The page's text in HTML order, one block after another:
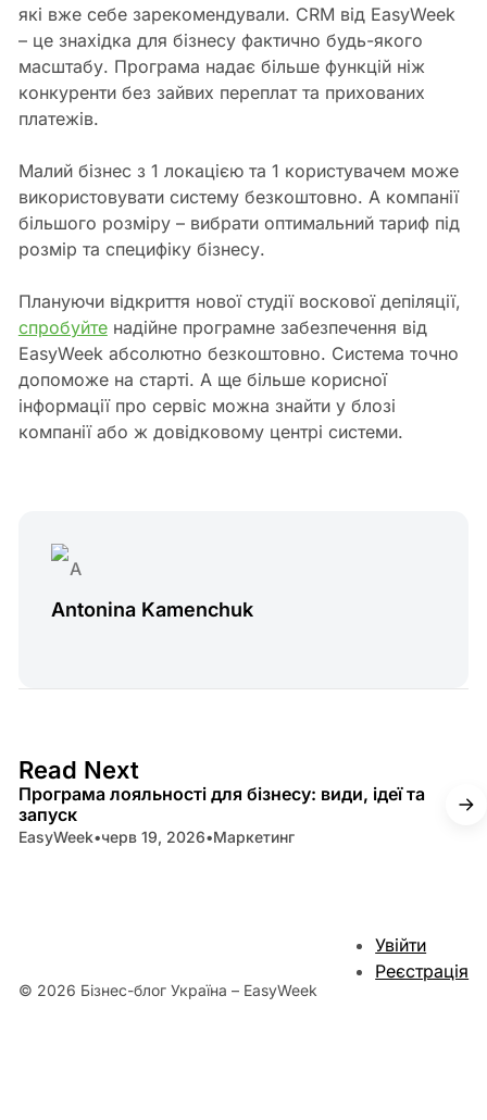
які вже себе зарекомендували. CRM від EasyWeek
– це знахідка для бізнесу фактично будь-якого
масштабу. Програма надає більше функцій ніж
конкуренти без зайвих переплат та прихованих
платежів.
Малий бізнес з 1 локацією та 1 користувачем може
використовувати систему безкоштовно. А компанії
більшого розміру – вибрати оптимальний тариф під
розмір та специфіку бізнесу.
Плануючи відкриття нової студії воскової депіляції,
спробуйтенадійне програмне забезпечення від
EasyWeek абсолютно безкоштовно. Система точно
допоможе на старті. А ще більше корисної
інформації про сервіс можна знайти у блозі
компанії або ж довідковому центрі системи.
Antonina Kamenchuk
Read Next
Програма лояльності для бізнесу: види, ідеї та
запуск
EasyWeek•черв 19, 2026•Маркетинг
© 2026 Бізнес-блог Україна – EasyWeek
Увійти
Реєстрація